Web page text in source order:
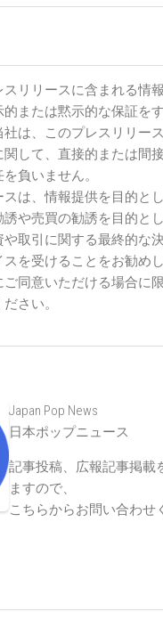
リリースに含まれる情
または黙示的な保証を
社は、このプレスリリー
して、直接的または間
負いません。
スは、情報提供を目的と
誘や売買の勧誘を目的と
取引に関する最終的な
を受けることをお勧めし
ご同意いただける場合に
さい。
Japan Pop News
日本ポップニュース
記事投稿、広報記事掲載
ますので、
こちらからお問い合わせ